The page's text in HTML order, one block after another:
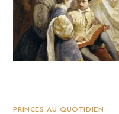
PRINCES AU QUOTIDIEN